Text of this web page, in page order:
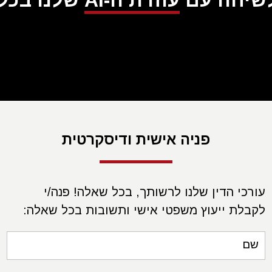
פניה אישית ודיסקרטית
עורכי הדין שלנו לרשותך, בכל שאלה! פנה/י
לקבלת ייעוץ משפטי אישי ותשובות בכל שאלה:
שם